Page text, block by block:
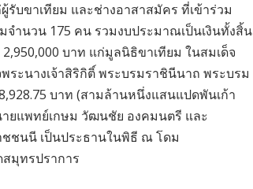
บขาเทียม และช่างอาสาสมัคร ที่เข้าร่วม
ำนวน 175 คน รวมงบประมาณเป็นเงินทั้งสิ้น
บาท แก่มูลนิธิขาเทียม ในสมเด็จ
ะนางเจ้าสิริกิติ์ พระบรมราชินีนาถ พระบรม
บาท (สามล้านหนึ่งแสนแปดพันเก้า
ยแพทย์เกษม วัฒนชัย องคมนตรี และ
ชนนี เป็นประธานในพิธี ณ โดม
สมุทรปราการ